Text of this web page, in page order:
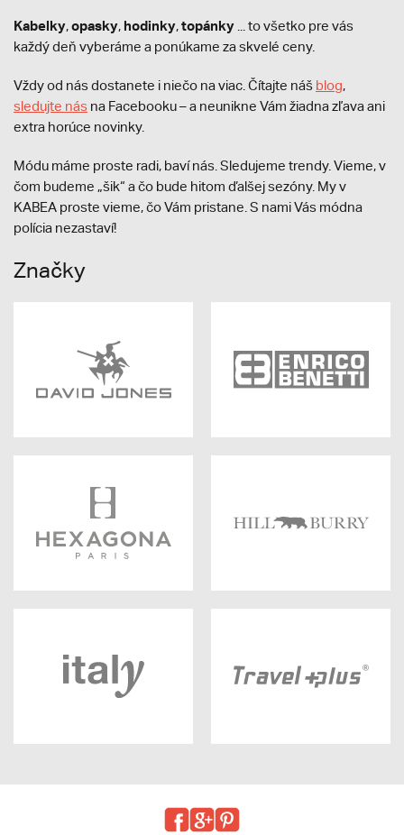
Kabelky,opasky, hodinky,topánky ... to všetko pre vás
každý deň vyberáme a ponúkame za skvelé ceny.
Vždy od nás dostanete i niečo na viac. Čítajte náš blog,
sledujte nás na Facebooku – a neunikne Vám žiadna zľava ani
extra horúce novinky.
Módu máme proste radi, baví nás. Sledujeme trendy. Vieme, v
čom budeme „šik“ a čo bude hitom ďalšej sezóny. My v
KABEA proste vieme, čo Vám pristane. S nami Vás módna
polícia nezastaví!
Značky